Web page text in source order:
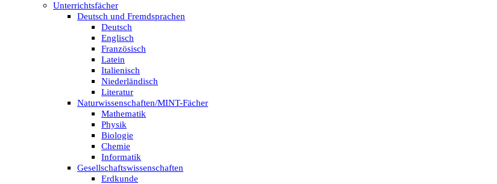
Unterrichtsfächer
Deutsch und Fremdsprachen
Deutsch
Englisch
Französisch
Latein
Italienisch
Niederländisch
Literatur
Naturwissenschaften/MINT-Fächer
Mathematik
Physik
Biologie
Chemie
Informatik
Gesellschaftswissenschaften
Erdkunde